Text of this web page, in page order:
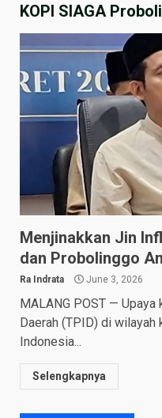
KOPI SIAGA
Menjinakkan Jin
dan Probolinggo
Ra Indrata June 3, 2026
MALANG POST —
Daerah (TPID) di wilayah
Indonesia...
Selengkapnya